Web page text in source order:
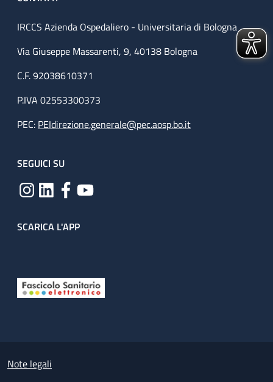
IRCCS Azienda Ospedaliero - Universitaria di Bologna
Via Giuseppe Massarenti, 9, 40138 Bologna
C.F. 92038610371
P.IVA 02553300373
PEC: PEIdirezione.generale@pec.aosp.bo.it
SEGUICI SU
SCARICA L'APP
Small prints
Note legali